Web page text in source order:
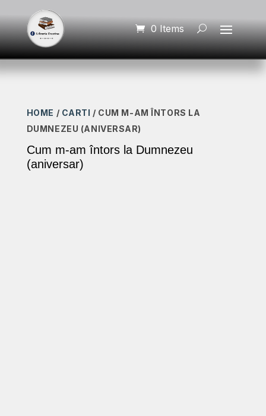
0 Items
HOME / CARTI / CUM M-AM ÎNTORS LA
DUMNEZEU (ANIVERSAR)
Cum m-am întors la Dumnezeu
(aniversar)